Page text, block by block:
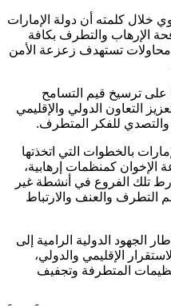
خلال كلمته أن دولة الإمارات
الإرهاب والتطرف بكافة
محاولات تستهدف زعزعة الأمن
على ترسيخ قيم التسامح
التعاون الدولي والإقليمي
والتصدي للفكر المتطرف.
بالخطوات التي اتخذتها
كمنظمات إرهابية،
تلك الفروع في أنشطة غير
والعنف والارتباط
الجهود الدولية الرامية إلى
الإقليمي والدولي،
المتطرفة وتجفيف